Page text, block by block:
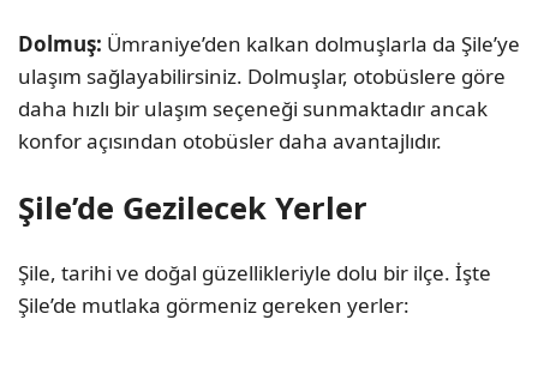
Dolmuş: Ümraniye’den kalkan dolmuşlarla da Şile’ye
ulaşım sağlayabilirsiniz. Dolmuşlar, otobüslere göre
daha hızlı bir ulaşım seçeneği sunmaktadır ancak
konfor açısından otobüsler daha avantajlıdır.
Şile’de Gezilecek Yerler
Şile, tarihi ve doğal güzellikleriyle dolu bir ilçe. İşte
Şile’de mutlaka görmeniz gereken yerler: